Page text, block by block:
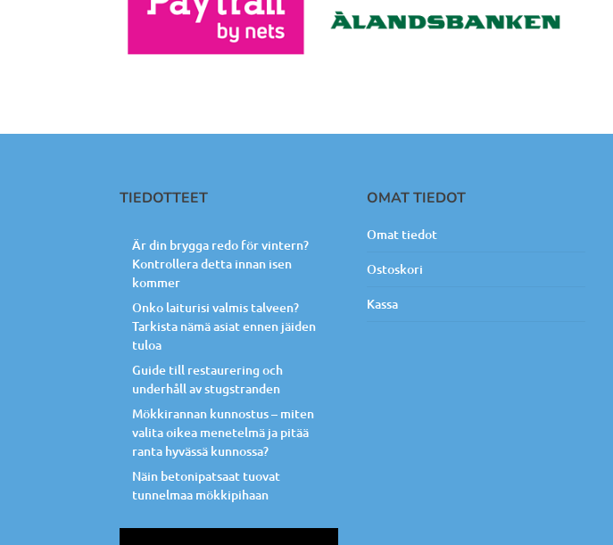
TIEDOTTEET
Är din brygga redo för vintern?
Kontrollera detta innan isen
kommer
Onko laiturisi valmis talveen?
Tarkista nämä asiat ennen jäiden
tuloa
Guide till restaurering och
underhåll av stugstranden
Mökkirannan kunnostus – miten
valita oikea menetelmä ja pitää
ranta hyvässä kunnossa?
Näin betonipatsaat tuovat
tunnelmaa mökkipihaan
OMAT TIEDOT
Omat tiedot
Ostoskori
Kassa